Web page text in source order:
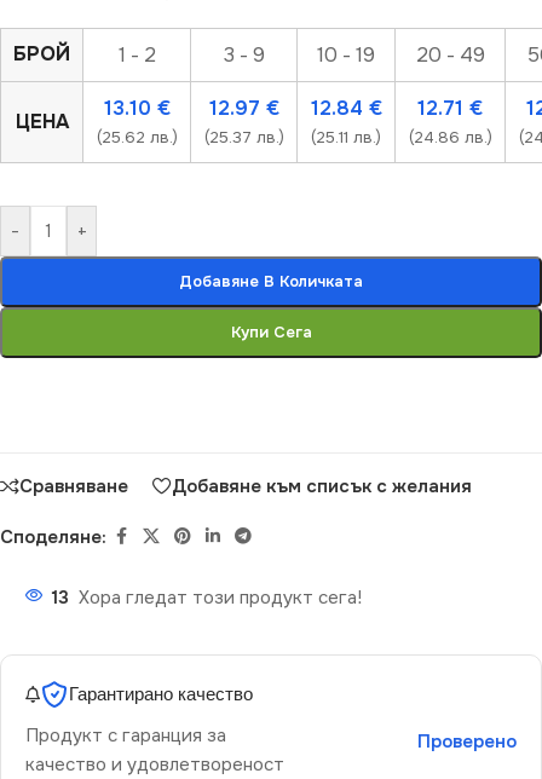
БРОЙ 1 - 2 3 - 9 10 - 19 20 - 49
ЦЕНА
13.10 €
(25.62 лв.)
12.97 €
(25.37 лв.)
12.84 €
(25.11 лв.)
12.71 €
(24.86 лв.)
- +
Добавяне В Количката
Купи Сега
Сравняване Добавяне към списък с желания
Споделяне:
13 Хора гледат този продукт сега!
Гарантирано качество
Продукт с гаранция за
качество и удовлетвореност
Проверено